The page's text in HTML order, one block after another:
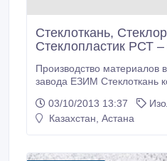
Стеклоткань,
Стеклопластик РСТ
Производство материалов
завода ЕЗИМ Стеклоткань конструкционная Т-11,
Э3/1-200, Э3/2-200, Э3/3-200 – цены от 15 руб.;
Стеклопластик РСТ-140, РСТ-200, РСТ-250,
03/10/2013 13:37
Казахстан, Астана